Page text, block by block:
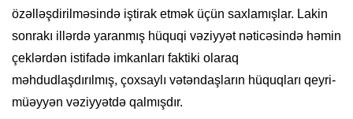
özəlləşdirilməsində iştirak etmək üçün saxlamışlar. Lakin
sonrakı illərdə yaranmış hüquqi vəziyyət nəticəsində həmin
çeklərdən istifadə imkanları faktiki olaraq
məhdudlaşdırılmış, çoxsaylı vətəndaşların hüquqları qeyri-
müəyyən vəziyyətdə qalmışdır.